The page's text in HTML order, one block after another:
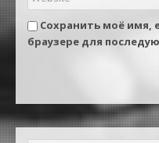
Сохранить моё имя,
браузере для